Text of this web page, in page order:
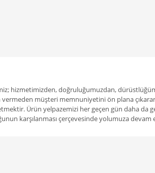
hizmetimizden, doğruluğumuzdan,
vermeden müşteri memnuniyetini ön plana
Ürün yelpazemizi her geçen gün daha da
karşılanması çerçevesinde yolumuza devam